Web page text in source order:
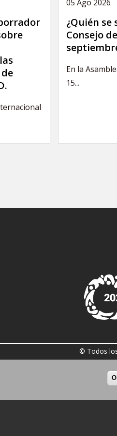
05 Ago 2026
¿Quién se
Consejo
En la
15...
© Todos